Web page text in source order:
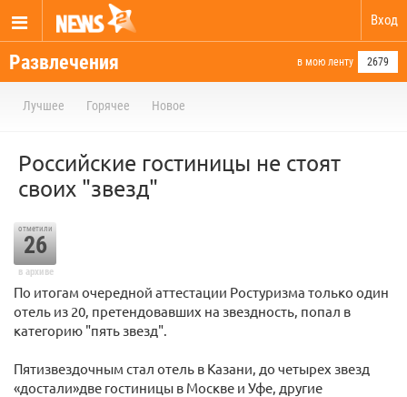
Вход
Развлечения в мою ленту 2679
Лучшее Горячее Новое
Российские гостиницы не стоят
своих "звезд"
отметили
26
в архиве
По итогам очередной аттестации Ростуризма только один
отель из 20, претендовавших на звездность, попал в
категорию "пять звезд".
Пятизвездочным стал отель в Казани, до четырех звезд
«достали»две гостиницы в Москве и Уфе, другие